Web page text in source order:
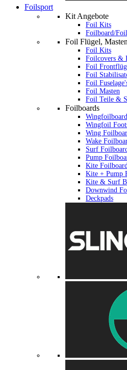
Foilsport
Kit Angebote
Foil Kits
Foilboard/
Foil Flügel,
Foil Kits
Foilcovers &
Foil
Foil
Foil
Foil Masten
Foil Teile &
Foilboards
Wingfoil
Wing
Wake
Surf
Pump
Kite
Kite + Pump
Kite & Surf
Downwind
Deckpads